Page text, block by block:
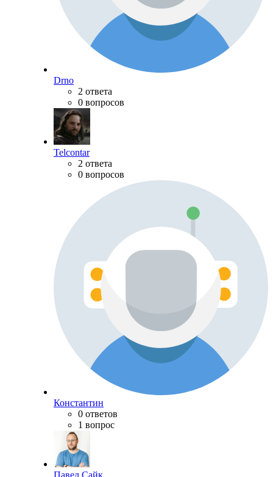
Drno
2 ответа
0 вопросов
Telcontar
2 ответа
0 вопросов
Константин
0 ответов
1 вопрос